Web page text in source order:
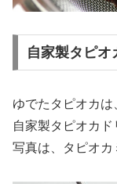
自家製タピオ
ゆでたタピオカは
自家製タピオカド
写真は、タピオカ